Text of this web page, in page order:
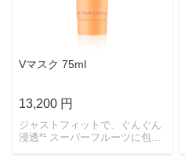
Vマスク 75ml
13,200 円
ジャストフィットで、ぐんぐん
浸透*¹ スーパーフルーツに包...